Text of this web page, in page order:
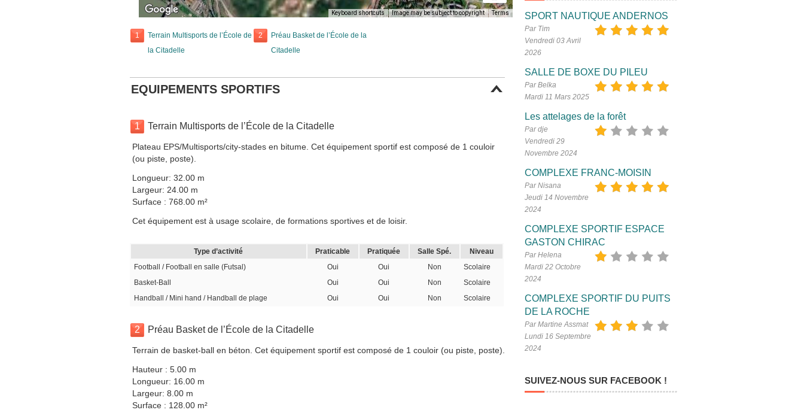
Keyboard shortcuts Image may be subject to copyright Terms
1
Terrain Multisports de l’École de
la Citadelle
2
Préau Basket de l’École de la
Citadelle
EQUIPEMENTS SPORTIFS
1 Terrain Multisports de l’École de la Citadelle
Plateau EPS/Multisports/city-stades en bitume. Cet équipement sportif est composé de 1 couloir
(ou piste, poste).
Longueur: 32.00 m
Largeur: 24.00 m
Surface : 768.00 m²
Cet équipement est à usage scolaire, de formations sportives et de loisir.
Type d’activité Praticable Pratiquée Salle Spé.
Niveau
Football / Football en salle (Futsal)
Oui Oui Non
Scolaire
Basket-Ball
Oui Oui Non
Scolaire
Handball / Mini hand / Handball de plage
Oui Oui Non Scolaire
2 Préau Basket de l’École de la Citadelle
Terrain de basket-ball en béton. Cet équipement sportif est composé de 1 couloir (ou piste, poste).
Hauteur : 5.00 m
Longueur: 16.00 m
Largeur: 8.00 m
Surface : 128.00 m²
SPORT NAUTIQUE ANDERNOS
Par Tim
Vendredi 03 Avril
2026
SALLE DE BOXE DU PILEU
Par Belka
Mardi 11 Mars 2025
Les attelages de la forêt
Par dje
Vendredi 29
Novembre 2024
COMPLEXE FRANC-MOISIN
Par Nisana
Jeudi 14 Novembre
2024
COMPLEXE SPORTIF ESPACE
GASTON CHIRAC
Par Helena
Mardi 22 Octobre
2024
COMPLEXE SPORTIF DU PUITS
DE LA ROCHE
Par Martine Assmat
Lundi 16 Septembre
2024
SUIVEZ-NOUS SUR FACEBOOK !